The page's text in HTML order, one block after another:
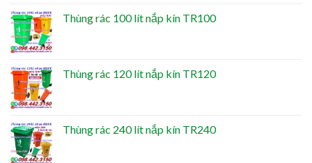
Thùng rác 100 lít nắp kín TR100
Thùng rác 120 lít nắp kín TR120
Thùng rác 240 lít nắp kín TR240